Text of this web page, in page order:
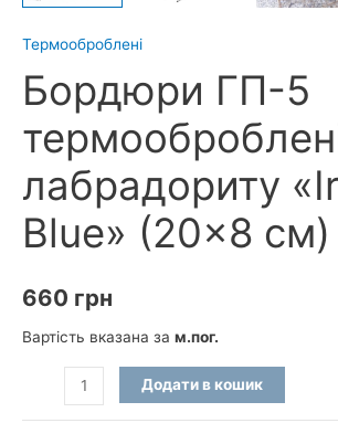
Термооброблені
Бордюри ГП-5
лабрадориту
Blue» (20×8 см)
660 грн
Вартість вказана за м.пог.
Бордюри
Додати в кошик